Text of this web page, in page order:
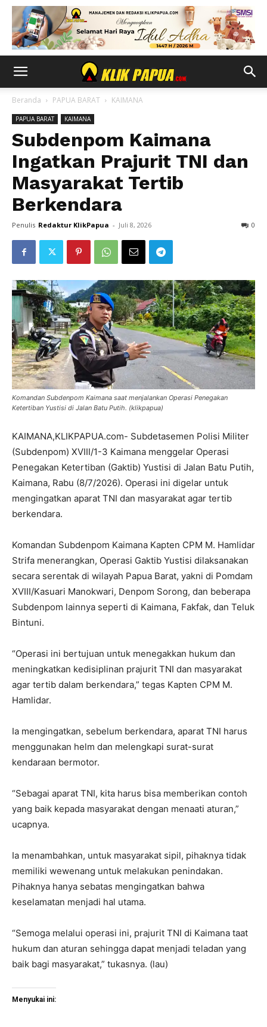
Beranda PAPUA BARAT KAIMANA
PAPUA BARAT KAIMANA
Subdenpom Kaimana
Ingatkan Prajurit TNI dan
Masyarakat Tertib
Berkendara
Penulis Redaktur KlikPapua - Juli 8, 2026 0
Komandan Subdenpom Kaimana saat menjalankan Operasi Penegakan
Ketertiban Yustisi di Jalan Batu Putih. (klikpapua)
KAIMANA,KLIKPAPUA.com- Subdetasemen Polisi Militer
(Subdenpom) XVIII/1-3 Kaimana menggelar Operasi
Penegakan Ketertiban (Gaktib) Yustisi di Jalan Batu Putih,
Kaimana, Rabu (8/7/2026). Operasi ini digelar untuk
mengingatkan aparat TNI dan masyarakat agar tertib
berkendara.
Komandan Subdenpom Kaimana Kapten CPM M. Hamlidar
Strifa menerangkan, Operasi Gaktib Yustisi dilaksanakan
secara serentak di wilayah Papua Barat, yakni di Pomdam
XVIII/Kasuari Manokwari, Denpom Sorong, dan beberapa
Subdenpom lainnya seperti di Kaimana, Fakfak, dan Teluk
Bintuni.
“Operasi ini bertujuan untuk menegakkan hukum dan
meningkatkan kedisiplinan prajurit TNI dan masyarakat
agar tertib dalam berkendara,” tegas Kapten CPM M.
Hamlidar.
Ia mengingatkan, sebelum berkendara, aparat TNI harus
menggunakan helm dan melengkapi surat-surat
kendaraan bermotor.
“Sebagai aparat TNI, kita harus bisa memberikan contoh
yang baik kepada masyarakat dengan menaati aturan,”
ucapnya.
Ia menambahkan, untuk masyarakat sipil, pihaknya tidak
memiliki wewenang untuk melakukan penindakan.
Pihaknya hanya sebatas mengingatkan bahwa
keselamatan menjadi hal utama.
“Semoga melalui operasi ini, prajurit TNI di Kaimana taat
hukum dan aturan sehingga dapat menjadi teladan yang
baik bagi masyarakat,” tukasnya. (lau)
Menyukai ini: